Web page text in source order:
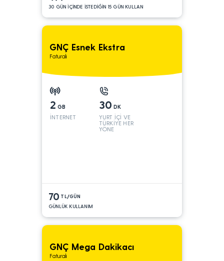
30 GÜN İÇİNDE İSTEDİĞİN 15 GÜN KULLAN
GNÇ Esnek Ekstra
Faturalı
2 GB
İNTERNET
30 DK
YURT İÇİ VE
TÜRKİYE HER
YÖNE
70 TL/GÜN
GÜNLÜK KULLANIM
GNÇ Mega Dakikacı
Faturalı